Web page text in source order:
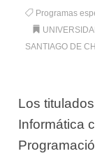
Programas
SANTIAGO DE
Los
Informática